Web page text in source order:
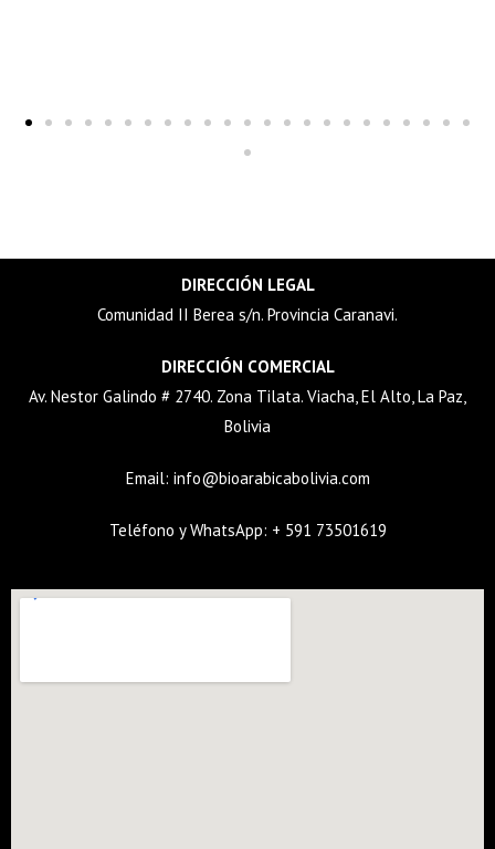
DIRECCIÓN LEGAL
Comunidad II Berea s/n. Provincia Caranavi.
DIRECCIÓN COMERCIAL
Av. Nestor Galindo # 2740. Zona Tilata. Viacha, El Alto, La Paz,
Bolivia
Email: info@bioarabicabolivia.com
Teléfono y WhatsApp: + 591 73501619